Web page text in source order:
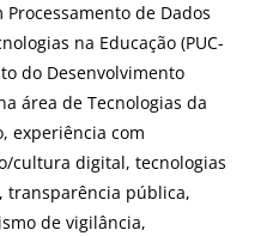
Processamento de Dados
na Educação (PUC-
do Desenvolvimento
área de Tecnologias da
experiência com
cultura digital, tecnologias
transparência pública,
de vigilância,